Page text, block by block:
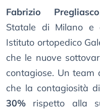
Fabrizio Pregliasco
Statale di Milano e
Istituto ortopedico
che le nuove
contagiose. Un
che la contagiosità
30% rispetto alla